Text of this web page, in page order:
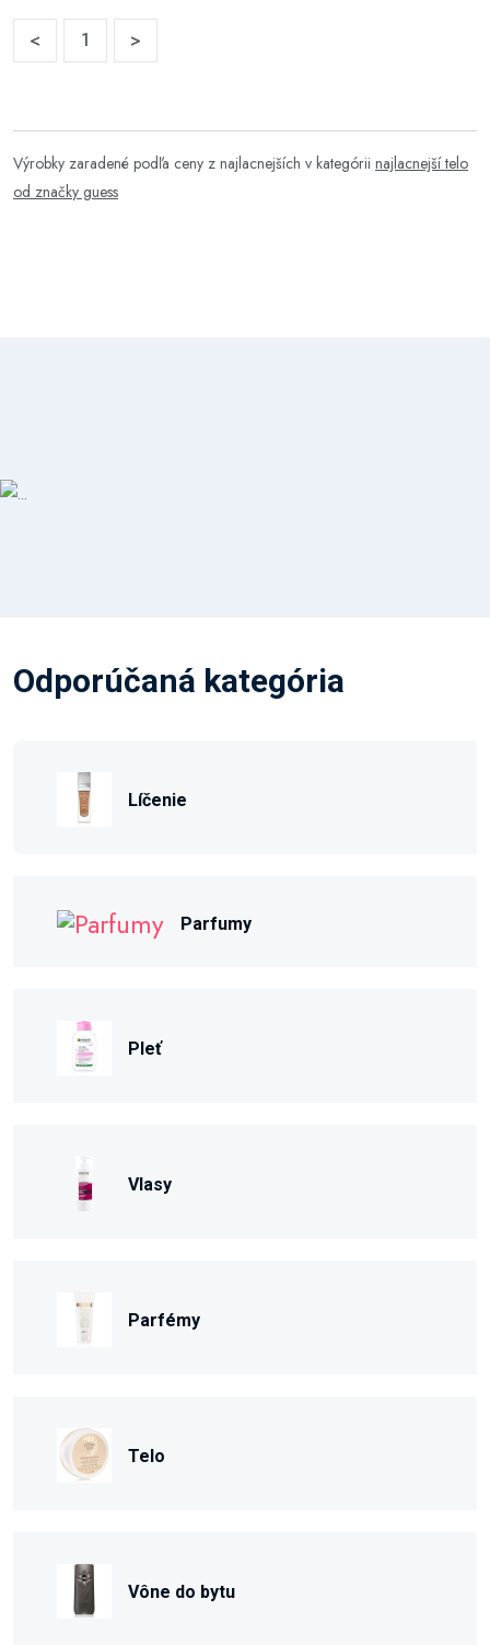
< 1 >
Výrobky zaradené podľa ceny z najlacnejších v kategórii najlacnejší telo
od značky guess
Odporúčaná kategória
Líčenie
Parfumy
Pleť
Vlasy
Parfémy
Telo
Vône do bytu